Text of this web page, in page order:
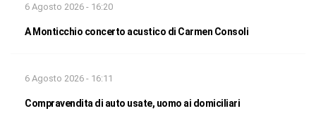
6 Agosto 2026 - 16:20
A Monticchio concerto acustico di Carmen Consoli
6 Agosto 2026 - 16:11
Compravendita di auto usate, uomo ai domiciliari